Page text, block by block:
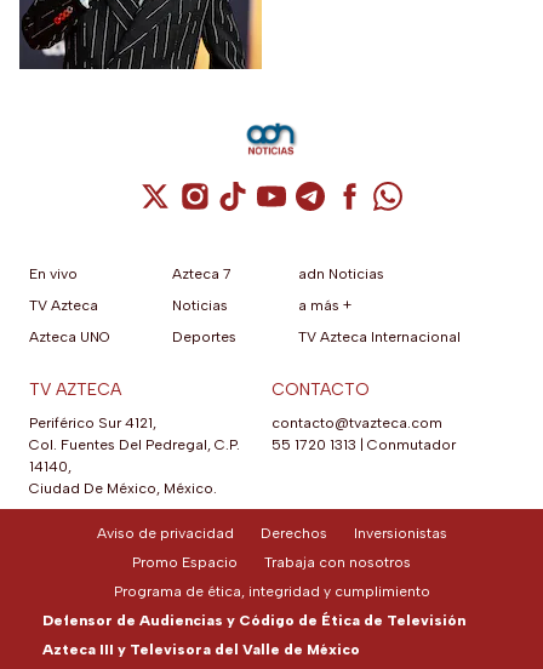
Cuenta de X / Twitter (se abre en una
Cuenta de Instagram (se abre en una
Cuenta de TikTok (se abre en
Cuenta de YouTube (se abre
Cuenta de Telegram (se
Cuenta de
Cuenta de
En vivo
TV Azteca
Azteca UNO
Azteca 7
Noticias
Deportes
adn Noticias
a más +
TV Azteca Internacional
TV AZTECA
Periférico Sur 4121,
Col. Fuentes Del Pedregal, C.P.
14140,
Ciudad De México, México.
CONTACTO
contacto@tvazteca.com
55 1720 1313
Conmutador
Aviso de privacidad Derechos
Inversionistas
Promo Espacio
Trabaja con nosotros
Programa de ética, integridad y cumplimiento
Defensor de Audiencias y Código de Ética de Televisión
Azteca III y Televisora del Valle de México